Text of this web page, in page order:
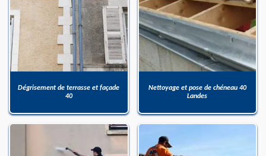
Dégrisement de terrasse et façade
40
Nettoyage et pose de chéneau 40
Landes